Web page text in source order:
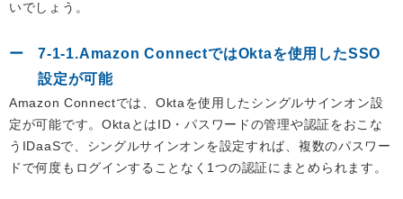
いでしょう。
7-1-1.Amazon ConnectではOktaを使用したSSO
設定が可能
Amazon Connectでは、Oktaを使用したシングルサインオン設
定が可能です。OktaとはID・パスワードの管理や認証をおこな
うIDaaSで、シングルサインオンを設定すれば、複数のパスワー
ドで何度もログインすることなく1つの認証にまとめられます。